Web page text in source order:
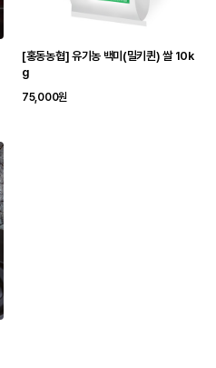
[홍동농협] 유기농 백미(밀키퀸) 쌀 10k
g
75,000원